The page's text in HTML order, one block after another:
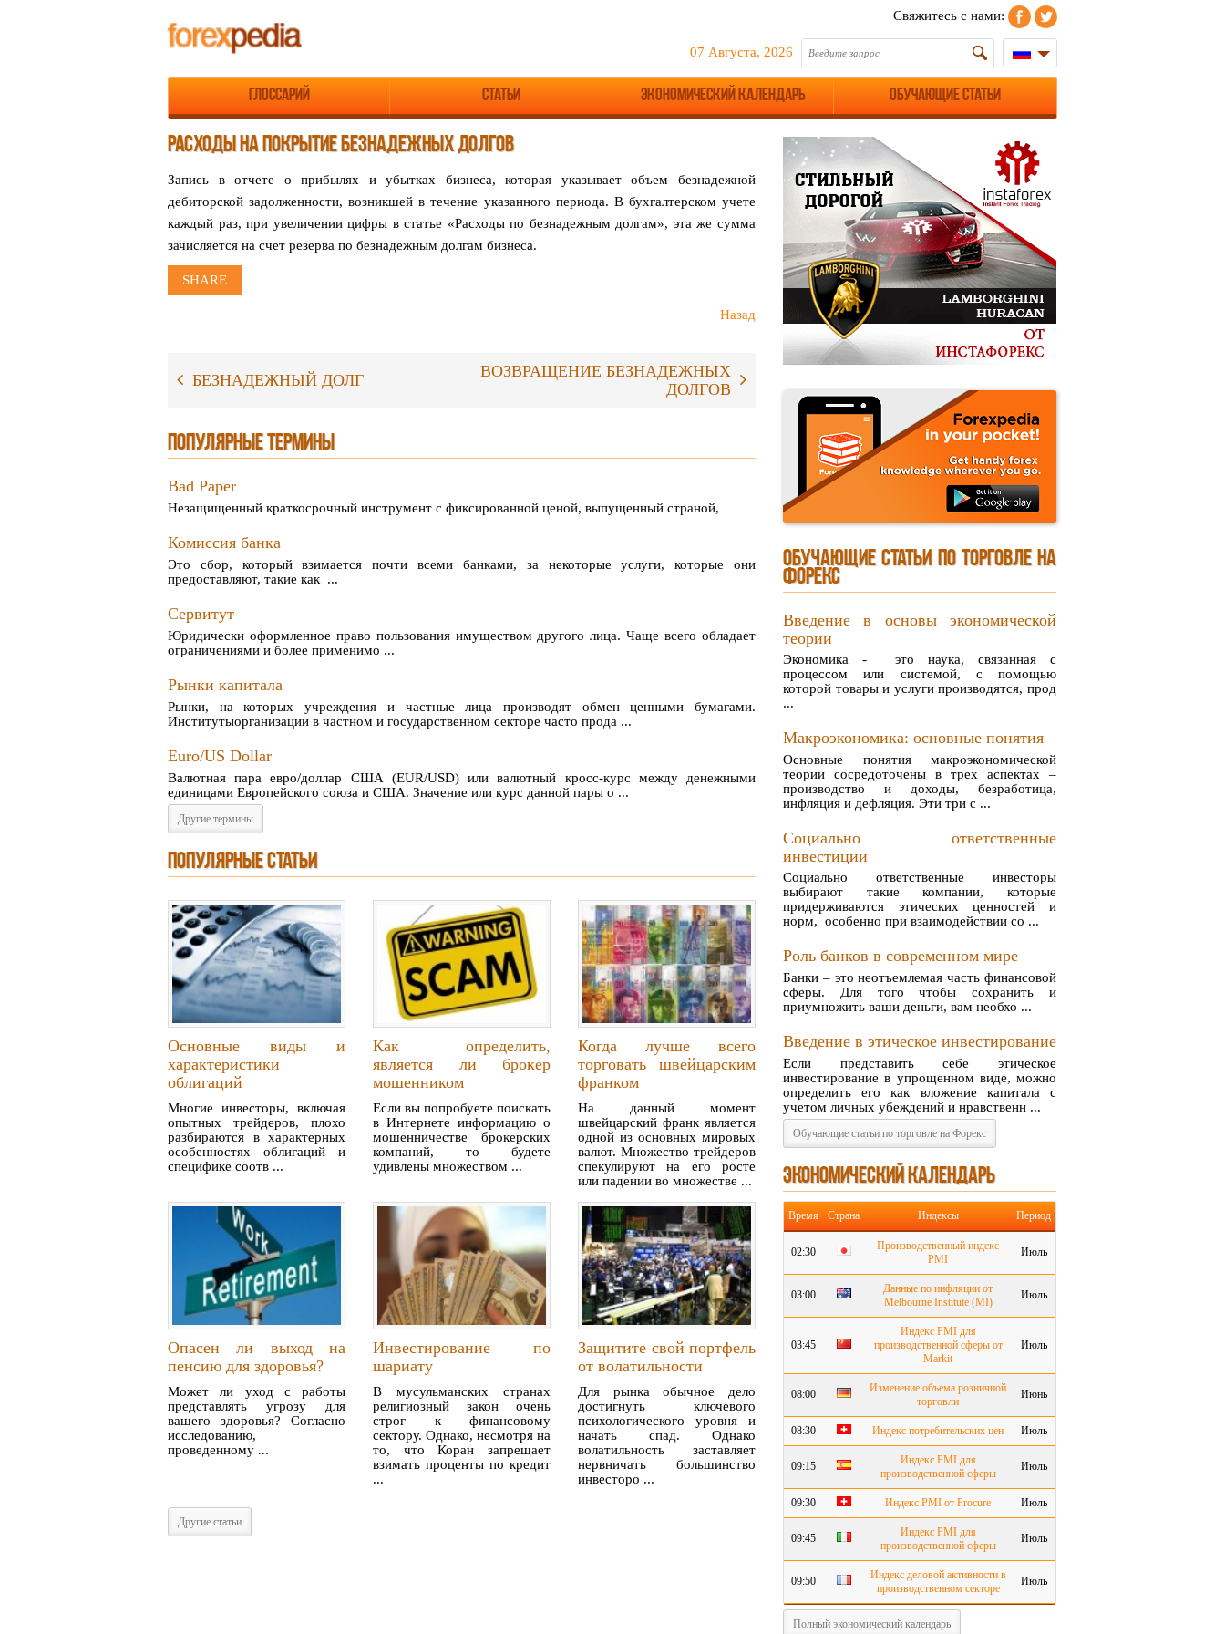
Свяжитесь с нами:
07 Августа, 2026
Глоссарий Статьи Экономический календарь Обучающие статьи
РАСХОДЫ НА ПОКРЫТИЕ БЕЗНАДЕЖНЫХ ДОЛГОВ
Запись в отчете о прибылях и убытках бизнеса, которая указывает объем безнадежной
дебиторскойзадолженности, возникшей в течение указанного периода. В бухгалтерском учете
каждый раз, при увеличениицифры в статье «Расходы по безнадежным долгам», этаже сумма
зачисляется на счет резерва по безнадежным долгам бизнеса.
SHARE
Назад
БЕЗНАДЕЖНЫЙ ДОЛГ
ВОЗВРАЩЕНИЕ БЕЗНАДЕЖНЫХ
ДОЛГОВ
ПОПУЛЯРНЫЕ ТЕРМИНЫ
Bad Paper
Незащищенный краткосрочный инструмент с фиксированной ценой, выпущенный страной,
Комиссия банка
Это сбор, который взимается почти всеми банками, за некоторые услуги, которые они
предоставляют, такие как ...
Сервитут
Юридически оформленное право пользования имуществом другого лица. Чаще всего обладает
ограничениями и более применимо ...
Рынки капитала
Рынки, на которых учреждения и частные лица производят обмен ценными бумагами.
Институтыорганизации в частном и государственном секторе часто прода ...
Euro/US Dollar
Валютная пара евро/доллар США (EUR/USD) или валютный кросс-курс между денежными
единицами Европейского союза и США. Значение или курс данной пары о ...
Другие термины
ПОПУЛЯРНЫЕ СТАТЬИ
Основные виды и
характеристики
облигаций
Многие инвесторы, включая
опытных трейдеров, плохо
разбираются в характерных
особенностях облигаций и
специфике соотв ...
Как определить,
является ли брокер
мошенником
Если вы попробуете поискать
в Интернете информацию о
мошенничестве брокерских
компаний, то будете
удивлены множеством ...
Когда лучше всего
торговать швейцарским
франком
На данный момент
швейцарский франк является
одной из основных мировых
валют. Множество трейдеров
спекулируют на его росте
или падении во множестве ...
Опасен ли выход на
пенсию для здоровья?
Может ли уход с работы
представлять угрозу для
вашего здоровья? Согласно
исследованию,
проведенному ...
Инвестирование по
шариату
В мусульманских странах
религиозный закон очень
строг к финансовому
сектору. Однако, несмотря на
то, что Коран запрещает
взимать проценты по кредит
...
Защитите свой портфель
от волатильности
Для рынка обычное дело
достигнуть ключевого
психологического уровня и
начать спад. Однако
волатильность заставляет
нервничать большинство
инвесторо ...
Другие статьи
ОБУЧАЮЩИЕ СТАТЬИ ПО ТОРГОВЛЕ НА
ФОРЕКС
Введение в основы экономической
теории
Экономика - это наука, связанная с
процессом или системой, с помощью
которой товары и услуги производятся, прод
...
Макроэкономика: основные понятия
Основные понятия макроэкономической
теории сосредоточены в трех аспектах –
производство и доходы, безработица,
инфляция и дефляция. Эти три с ...
Cоциально ответственные
инвестиции
Социально ответственные инвесторы
выбирают такие компании, которые
придерживаются этических ценностей и
норм, особенно при взаимодействии со ...
Роль банков в современном мире
Банки – это неотъемлемая часть финансовой
сферы. Для того чтобы сохранить и
приумножить ваши деньги, вам необхо ...
Введение в этическое инвестирование
Если представить себе этическое
инвестирование в упрощенном виде, можно
определить его как вложение капитала с
учетом личных убеждений и нравственн ...
Обучающие статьи по торговле на Форекс
ЭКОНОМИЧЕСКИЙ КАЛЕНДАРЬ
Время Страна Индексы Период
02:30
Производственный индекс
PMI
Июль
03:00
Данные по инфляции от
Melbourne Institute (MI)
Июль
03:45
Индекс PMI для
производственной сферы от
Markit
Июль
08:00
Изменение объема розничной
торговли
Июнь
08:30 Индекс потребительских цен Июль
09:15
Индекс PMI для
производственной сферы
Июль
09:30 Индекс PMI от Procure Июль
09:45
Индекс PMI для
производственной сферы
Июль
09:50
Индекс деловой активности в
производственном секторе
Июль
Полный экономический календарь